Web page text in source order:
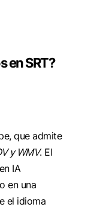
en SRT?
que admite
y WMV. El
IA
en una
el idioma